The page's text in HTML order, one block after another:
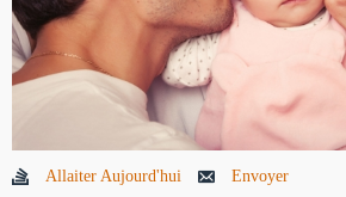
Allaiter Aujourd'hui Envoyer